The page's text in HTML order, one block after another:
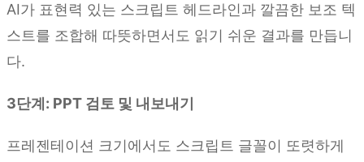
AI가 표현력 있는 스크립트 헤드라인과 깔끔한 보조 텍
스트를 조합해 따뜻하면서도 읽기 쉬운 결과를 만듭니
다.
3단계: PPT 검토 및 내보내기
프레젠테이션 크기에서도 스크립트 글꼴이 또렷하게